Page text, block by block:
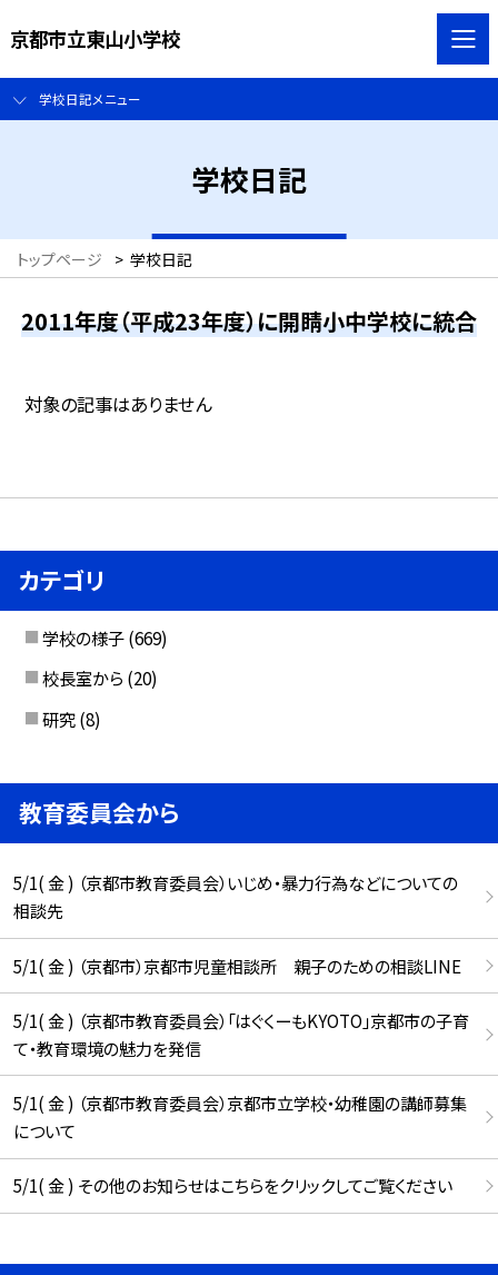
京都市立東山小学校
学校日記メニュー
学校日記
トップページ > 学校日記
2011年度（平成23年度）に開睛小中学校に統合
対象の記事はありません
カテゴリ
学校の様子 (669)
校長室から (20)
研究 (8)
教育委員会から
5/1( 金 ) （京都市教育委員会）いじめ・暴力行為などについての
相談先
5/1( 金 ) （京都市）京都市児童相談所 親子のための相談LINE
5/1( 金 ) （京都市教育委員会）「はぐくーもKYOTO」京都市の子育
て・教育環境の魅力を発信
5/1( 金 ) （京都市教育委員会）京都市立学校・幼稚園の講師募集
について
5/1( 金 ) その他のお知らせはこちらをクリックしてご覧ください